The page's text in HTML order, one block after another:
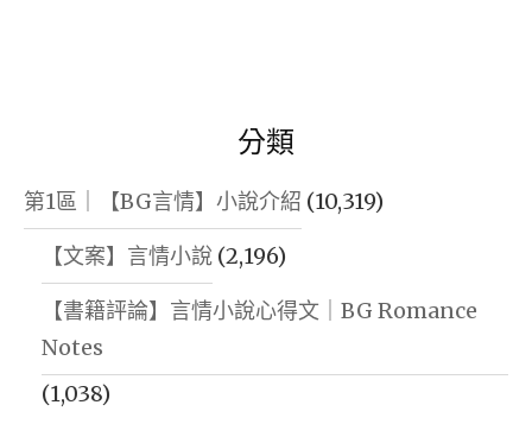
分類
第1區｜【BG言情】小說介紹 (10,319)
【文案】言情小說 (2,196)
【書籍評論】言情小說心得文｜BG Romance
Notes
(1,038)